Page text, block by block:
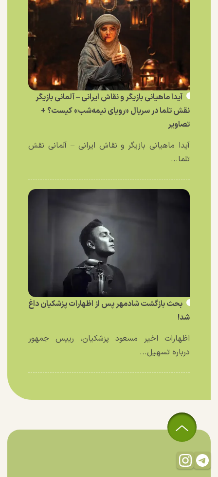
آیدا ماهیانی بازیگر و نقاش ایرانی – آلمانی بازیگر
نقش تلما در سریال «رویای نیمه‌شب» کیست؟ +
تصاویر
آیدا ماهیانی بازیگر و نقاش ایرانی – آلمانی نقش
تلما...
بحث بازگشت شادمهر پس از اظهارات پزشکیان داغ
شد!
اظهارات اخیر مسعود پزشکیان، رییس جمهور
درباره تسهیل...